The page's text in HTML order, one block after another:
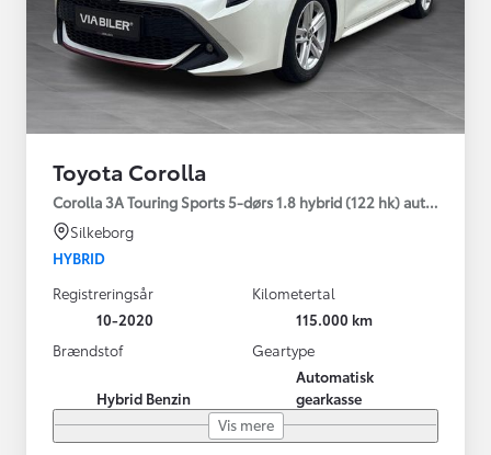
Toyota Corolla
Corolla 3A Touring Sports 5-dørs 1.8 hybrid (122 hk) aut. gear
Silkeborg
HYBRID
Registreringsår
10-2020
Kilometertal
115.000 km
Brændstof
Hybrid Benzin
Geartype
Automatisk
gearkasse
Vis mere